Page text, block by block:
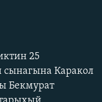
25
Каракол
Бекмурат